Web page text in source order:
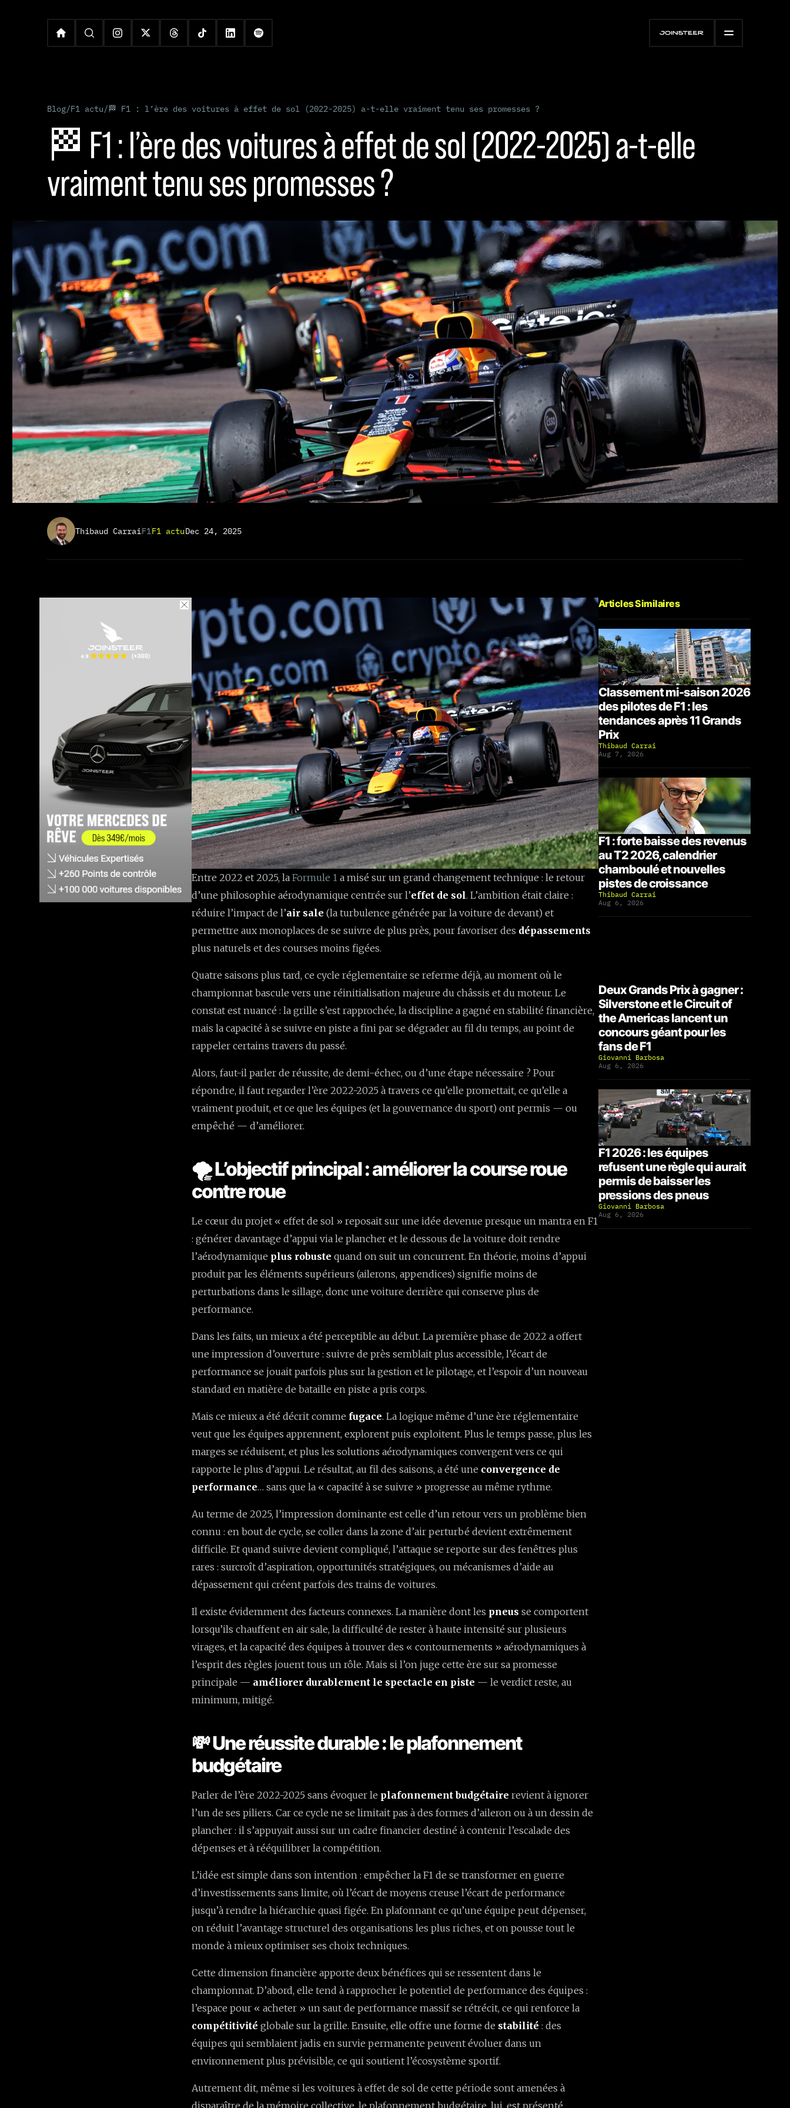
Blog/F1 actu/🏁 F1 : l’ère des voitures à effet de sol (2022-2025) a-t-elle vraiment tenu ses promesses ?
🏁 F1 : l’ère des voitures à effet de sol (2022-2025) a-t-elle
vraiment tenu ses promesses ?
Thibaud Carrai F1 F1 actuDec 24, 2025
Entre 2022 et 2025, laFormule 1 a misé sur un grand changement technique : le retour
d’une philosophie aérodynamique centrée sur l’effet de sol. L’ambition était claire :
réduire l’impact de l’air sale (la turbulence générée par la voiture de devant) et
permettre aux monoplaces de se suivre de plus près, pour favoriser des dépassements
plus naturels et des courses moins figées.
Quatre saisons plus tard, ce cycle réglementaire se referme déjà, au moment où le
championnat bascule vers une réinitialisation majeure du châssis et du moteur. Le
constat est nuancé : la grille s’est rapprochée, la discipline a gagné en stabilité financière,
mais la capacité à se suivre en piste a fini par se dégrader au fil du temps, au point de
rappeler certains travers du passé.
Alors, faut-il parler de réussite, de demi-échec, ou d’une étape nécessaire ? Pour
répondre, il faut regarder l’ère 2022-2025 à travers ce qu’elle promettait, ce qu’elle a
vraiment produit, et ce que les équipes (et la gouvernance du sport) ont permis — ou
empêché — d’améliorer.
🌪️ L’objectif principal : améliorer la course roue
contre roue
Le cœur du projet « effet de sol » reposait sur une idée devenue presque un mantra en F1
: générer davantage d’appui via le plancher et le dessous de la voiture doit rendre
l’aérodynamique plus robuste quand on suit un concurrent. En théorie, moins d’appui
produit par les éléments supérieurs (ailerons, appendices) signifie moins de
perturbations dans le sillage, donc une voiture derrière qui conserve plus de
performance.
Dans les faits, un mieux a été perceptible au début. La première phase de 2022 a offert
une impression d’ouverture : suivre de près semblait plus accessible, l’écart de
performance se jouait parfois plus sur la gestion et le pilotage, et l’espoir d’un nouveau
standard en matière de bataille en piste a pris corps.
Mais ce mieux a été décrit comme fugace. La logique même d’une ère réglementaire
veut que les équipes apprennent, explorent puis exploitent. Plus le temps passe, plus les
marges se réduisent, et plus les solutions aérodynamiques convergent vers ce qui
rapporte le plus d’appui. Le résultat, au fil des saisons, a été une convergence de
performance… sans que la « capacité à se suivre » progresse au même rythme.
Au terme de 2025, l’impression dominante est celle d’un retour vers un problème bien
connu : en bout de cycle, se coller dans la zone d’air perturbé devient extrêmement
difficile. Et quand suivre devient compliqué, l’attaque se reporte sur des fenêtres plus
rares : surcroît d’aspiration, opportunités stratégiques, ou mécanismes d’aide au
dépassement qui créent parfois des trains de voitures.
Il existe évidemment des facteurs connexes. La manière dont les pneus se comportent
lorsqu’ils chauffent en air sale, la difficulté de rester à haute intensité sur plusieurs
virages, et la capacité des équipes à trouver des « contournements » aérodynamiques à
l’esprit des règles jouent tous un rôle. Mais si l’on juge cette ère sur sa promesse
principale — améliorer durablement le spectacle en piste — le verdict reste, au
minimum, mitigé.
💸 Une réussite durable : le plafonnement
budgétaire
Parler de l’ère 2022-2025 sans évoquer le plafonnement budgétaire revient à ignorer
l’un de ses piliers. Car ce cycle ne se limitait pas à des formes d’aileron ou à un dessin de
plancher : il s’appuyait aussi sur un cadre financier destiné à contenir l’escalade des
dépenses et à rééquilibrer la compétition.
L’idée est simple dans son intention : empêcher la F1 de se transformer en guerre
d’investissements sans limite, où l’écart de moyens creuse l’écart de performance
jusqu’à rendre la hiérarchie quasi figée. En plafonnant ce qu’une équipe peut dépenser,
on réduit l’avantage structurel des organisations les plus riches, et on pousse tout le
monde à mieux optimiser ses choix techniques.
Cette dimension financière apporte deux bénéfices qui se ressentent dans le
championnat. D’abord, elle tend à rapprocher le potentiel de performance des équipes :
l’espace pour « acheter » un saut de performance massif se rétrécit, ce qui renforce la
compétitivité globale sur la grille. Ensuite, elle offre une forme de stabilité : des
équipes qui semblaient jadis en survie permanente peuvent évoluer dans un
environnement plus prévisible, ce qui soutient l’écosystème sportif.
Autrement dit, même si les voitures à effet de sol de cette période sont amenées à
Articles Similaires
Classement mi-saison 2026
des pilotes de F1 : les
tendances après 11 Grands
Prix
Thibaud Carrai
Aug 7, 2026
F1 : forte baisse des revenus
au T2 2026, calendrier
chamboulé et nouvelles
pistes de croissance
Thibaud Carrai
Aug 6, 2026
Deux Grands Prix à gagner :
Silverstone et le Circuit of
the Americas lancent un
concours géant pour les
fans de F1
Giovanni Barbosa
Aug 6, 2026
F1 2026 : les équipes
refusent une règle qui aurait
permis de baisser les
pressions des pneus
Giovanni Barbosa
Aug 6, 2026